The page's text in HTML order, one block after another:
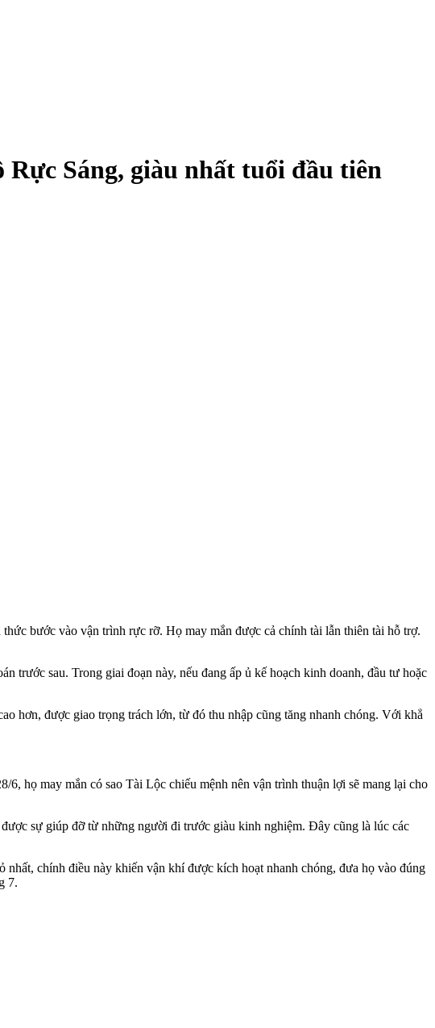
Sáng, giàu nhất tuổi đầu tiên
bước vào vận trình rực rỡ. Họ may mắn được cả chính tài lẫn thiên tài hỗ trợ.
trước sau. Trong giai đoạn này, nếu đang ấp ủ kế hoạch kinh doanh, đầu tư hoặc
hơn, được giao trọng trách lớn, từ đó thu nhập cũng tăng nhanh chóng. Với khẳ
họ may mắn có sao Tài Lộc chiếu mệnh nên vận trình thuận lợi sẽ mang lại cho
sự giúp đỡ từ những người đi trước giàu kinh nghiệm. Đây cũng là lúc các
chính điều này khiến vận khí được kích hoạt nhanh chóng, đưa họ vào đúng
7.